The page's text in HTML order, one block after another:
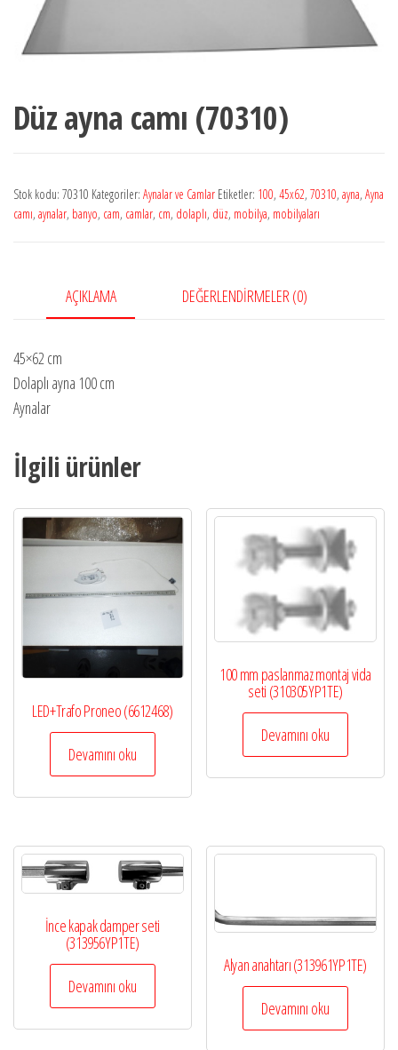
Düz ayna camı (70310)
Stok kodu: 70310 Kategoriler: Aynalar ve Camlar Etiketler: 100, 45x62, 70310, ayna, Ayna
camı, aynalar, banyo, cam, camlar, cm, dolaplı, düz, mobilya, mobilyaları
AÇIKLAMA DEĞERLENDIRMELER (0)
45×62 cm
Dolaplı ayna 100 cm
Aynalar
İlgili ürünler
LED+Trafo Proneo (6612468)
Devamını oku
100 mm paslanmaz montaj vida
seti (310305YP1TE)
Devamını oku
İnce kapak damper seti
(313956YP1TE)
Devamını oku
Alyan anahtarı (313961YP1TE)
Devamını oku